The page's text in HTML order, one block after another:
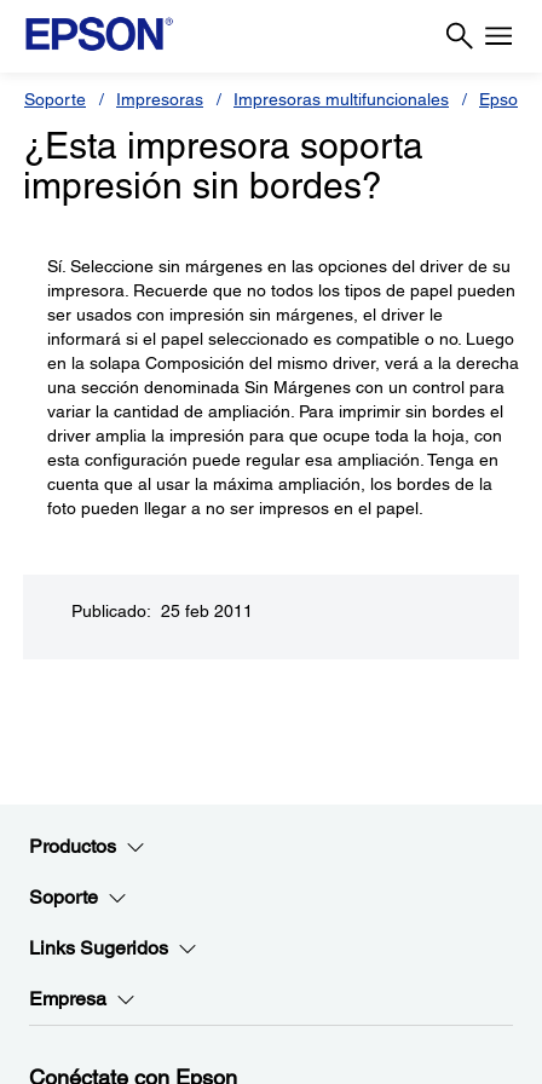
Soporte Impresoras Impresoras multifuncionales Epson
¿Esta impresora soporta
impresión sin bordes?
Sí. Seleccione sin márgenes en las opciones del driver de su
impresora. Recuerde que no todos los tipos de papel pueden
ser usados con impresión sin márgenes, el driver le
informará si el papel seleccionado es compatible o no. Luego
en la solapa Composición del mismo driver, verá a la derecha
una sección denominada Sin Márgenes con un control para
variar la cantidad de ampliación. Para imprimir sin bordes el
driver amplia la impresión para que ocupe toda la hoja, con
esta configuración puede regular esa ampliación. Tenga en
cuenta que al usar la máxima ampliación, los bordes de la
foto pueden llegar a no ser impresos en el papel.
Publicado: 25 feb 2011
Productos
Soporte
Links Sugeridos
Empresa
Conéctate con Epson